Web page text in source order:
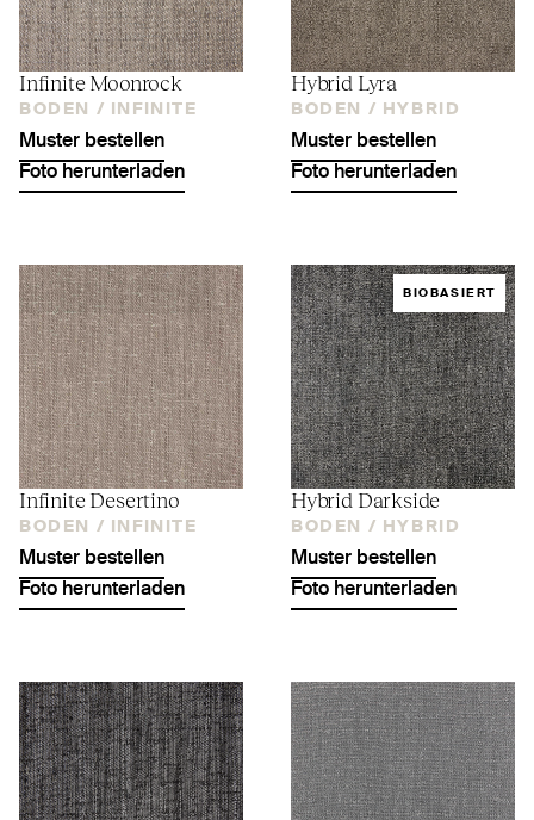
Infinite Moonrock
BODEN / INFINITE
Muster bestellen
Foto herunterladen
Hybrid Lyra
BODEN / HYBRID
Muster bestellen
Foto herunterladen
Infinite Desertino
BODEN / INFINITE
Muster bestellen
Foto herunterladen
BIOBASIERT
Hybrid Darkside
BODEN / HYBRID
Muster bestellen
Foto herunterladen